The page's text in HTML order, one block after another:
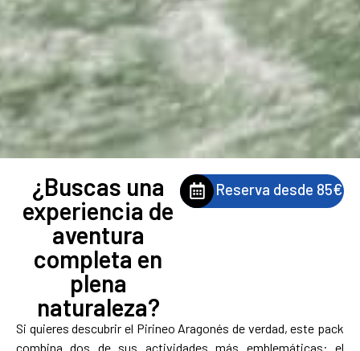
¿Buscas una
experiencia de
aventura
completa en
plena
naturaleza?
Reserva desde 85€
Si quieres descubrir el Pirineo Aragonés de verdad, este pack
combina dos de sus actividades más emblemáticas: el